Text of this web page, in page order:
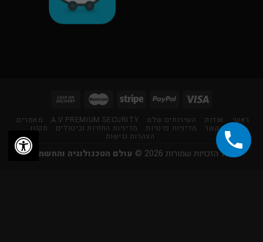
ראשי אודות השירותים שלנו A.V PREMIUM SECURITY מאמרים
צור קשר מדיניות פרטיות מדיניות החזרות וביטולים תקנון
הצהרות נגישות
כל הזכויות שמורות 2026 © עולם הטכנולוגיה והחשמל